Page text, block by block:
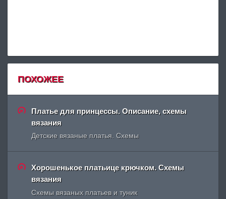
ПОХОЖЕЕ
Платье для принцессы. Описание, схемы
вязания
Детские вязаные платья. Схемы
Хорошенькое платьице крючком. Схемы
вязания
Схемы вязаных платьев и туник